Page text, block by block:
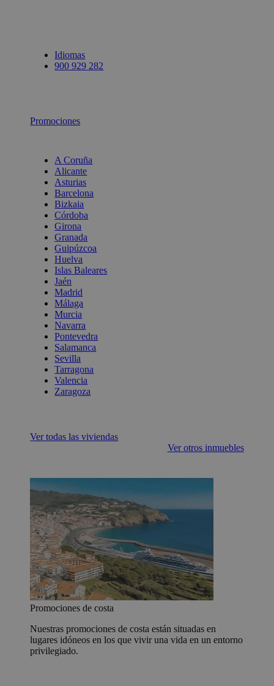
Idiomas
900 929 282
Promociones
A Coruña
Alicante
Asturias
Barcelona
Bizkaia
Córdoba
Girona
Granada
Guipúzcoa
Huelva
Islas Baleares
Jaén
Madrid
Málaga
Murcia
Navarra
Pontevedra
Salamanca
Sevilla
Tarragona
Valencia
Zaragoza
Ver todas las viviendas
Ver otros inmuebles
Promociones de costa
Nuestras promociones de costa están situadas en
lugares idóneos en los que vivir una vida en un entorno
privilegiado.